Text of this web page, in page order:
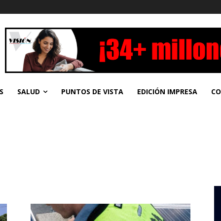
SALUD PUNTOS DE VISTA EDICIÓN IMPRESA